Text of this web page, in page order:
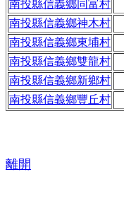
南投縣信義鄉同富村
南投縣信義鄉神木村
南投縣信義鄉東埔村
南投縣信義鄉雙龍村
南投縣信義鄉新鄉村
南投縣信義鄉豐丘村
離開